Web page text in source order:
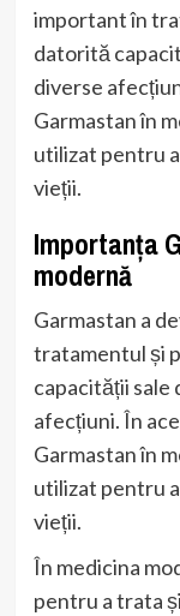
important în
datorită
diverse
Garmastan în
utilizat pentru
vieții.
Importanța
modernă
Garmastan a
tratamentul și
capacității sale
afecțiuni. În
Garmastan în
utilizat pentru
vieții.
În medicina
pentru a trata